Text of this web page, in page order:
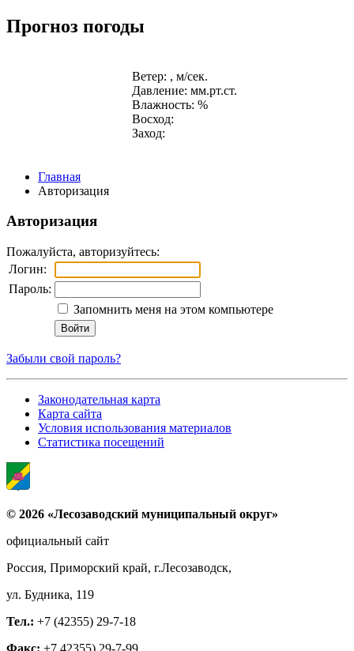
Прогноз погоды
Ветер: , м/сек.
Давление: мм.рт.ст.
Влажность: %
Восход:
Заход:
Главная
Авторизация
Авторизация
Пожалуйста, авторизуйтесь:
Логин:
Пароль:
Запомнить меня на этом компьютере
Забыли свой пароль?
Законодательная карта
Карта сайта
Условия использования материалов
Статистика посещений
© 2026 «Лесозаводский муниципальный округ»
официальный сайт
Россия, Приморский край, г.Лесозаводск,
ул. Будника, 119
Тел.: +7 (42355) 29-7-18